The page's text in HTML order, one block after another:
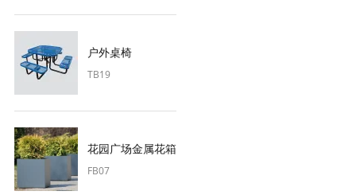
户外桌椅
TB19
花园广场金属花箱
FB07